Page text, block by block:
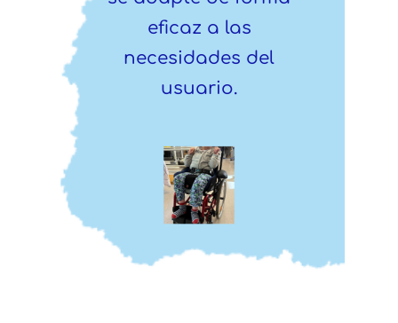
eficaz a las
necesidades del
usuario.